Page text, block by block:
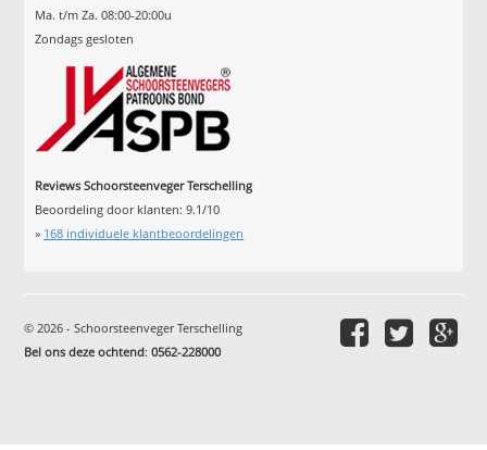
Ma. t/m Za. 08:00-20:00u
Zondags gesloten
Reviews Schoorsteenveger Terschelling
Beoordeling door klanten:9.1/10
» 168 individuele klantbeoordelingen
© 2026 - Schoorsteenveger Terschelling
Bel ons deze ochtend:0562-228000